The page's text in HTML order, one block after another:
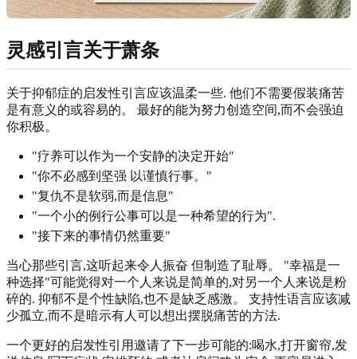
灵感引言关于萧条
关于抑郁症的启发性引言应该温柔一些. 他们不需要假装痛苦
是有意义的或容易的。 最好的能为努力创造空间,而不会强迫
你积极。
"疗养可以作为一个安静的决定开始"
"你不必感到坚强 以谨慎行事。"
"复仇不是软弱,而是信息"
"一个小的例行公事可以是一种希望的行为".
"接下来的事情仍然重要"
当心那些引言,这听起来令人振奋 但制造了耻辱。 "幸福是一
种选择"可能觉得对一个人来说是简单的,对另一个人来说是粉
碎的. 抑郁不是个性缺陷,也不是缺乏感激。 支持性语言应该减
少孤立,而不是暗示有人可以想出摆脱痛苦的方法.
一个更好的启发性引用邀请了下一步可能的:喝水,打开窗帘,发